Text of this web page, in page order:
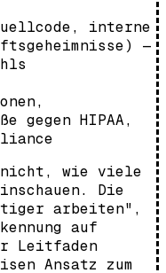
interne
—
gegen HIPAA,
nicht, wie viele
Die
arbeiten",
auf
Leitfaden
Ansatz zum